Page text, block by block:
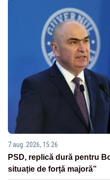
7 aug. 2026, 15:26
PSD, replică dură pentru
situație de forță majoră”